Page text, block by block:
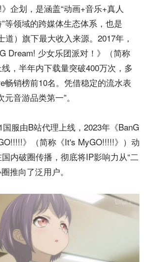
》企划，是涵盖“动画+音乐+真人
等领域的跨媒体生态体系，也是
道）旗下最大收入来源。2017年，
Dream! 少女乐团派对！》（简称
，半年内下载量突破400万次，多
畅销榜前10名。凭借稳定的流水表
音游品类第一”。
国服由B站代理上线，2023年《BanG
》（简称《It's MyGO!!!!!》）动
内破圈传播，彻底将IP影响力从“二
推向了泛用户。